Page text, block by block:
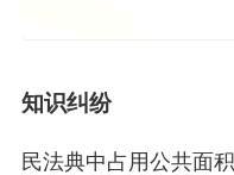
知识纠纷
民法典中占用公共面